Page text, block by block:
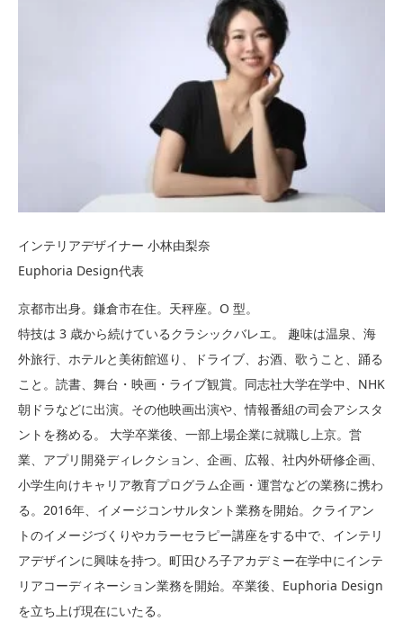
インテリアデザイナー 小林由梨奈
Euphoria Design代表
京都市出身。鎌倉市在住。天秤座。O 型。
特技は 3 歳から続けているクラシックバレエ。 趣味は温泉、海
外旅行、ホテルと美術館巡り、ドライブ、お酒、歌うこと、踊る
こと。読書、舞台・映画・ライブ観賞。同志社大学在学中、NHK
朝ドラなどに出演。その他映画出演や、情報番組の司会アシスタ
ントを務める。 大学卒業後、一部上場企業に就職し上京。営
業、アプリ開発ディレクション、企画、広報、社内外研修企画、
小学生向けキャリア教育プログラム企画・運営などの業務に携わ
る。2016年、イメージコンサルタント業務を開始。クライアン
トのイメージづくりやカラーセラピー講座をする中で、インテリ
アデザインに興味を持つ。町田ひろ子アカデミー在学中にインテ
リアコーディネーション業務を開始。卒業後、Euphoria Design
を立ち上げ現在にいたる。